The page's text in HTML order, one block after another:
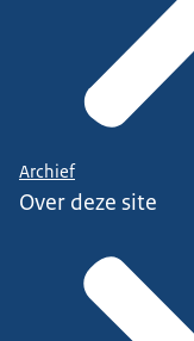
Archief
Over deze site